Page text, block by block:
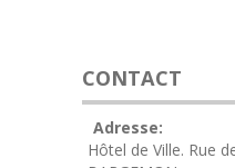
CONTACT
Adresse:
Hôtel de Ville. Rue